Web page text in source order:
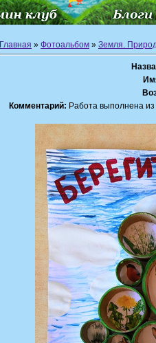
Главная » Фотоальбом » Земля.
Комментарий: Работа выполнена